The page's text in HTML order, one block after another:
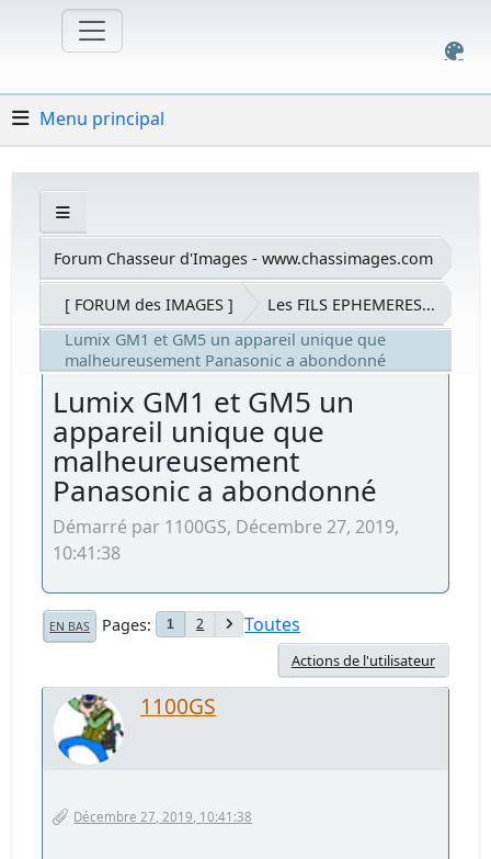
Menu principal
Forum Chasseur d'Images - www.chassimages.com
[ FORUM des IMAGES ]
Les FILS EPHEMERES...
Lumix GM1 et GM5 un appareil unique que
malheureusement Panasonic a abondonné
Lumix GM1 et GM5 un
appareil unique que
malheureusement
Panasonic a abondonné
Démarré par 1100GS, Décembre 27, 2019,
10:41:38
EN BAS Pages 1 2 Toutes
Actions de l'utilisateur
1100GS
Décembre 27, 2019, 10:41:38